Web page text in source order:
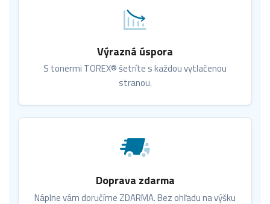
Výrazná úspora
S tonermi TOREX® šetríte s každou vytlačenou
stranou.
Doprava zdarma
Náplne vám doručíme ZDARMA. Bez ohľadu na výšku